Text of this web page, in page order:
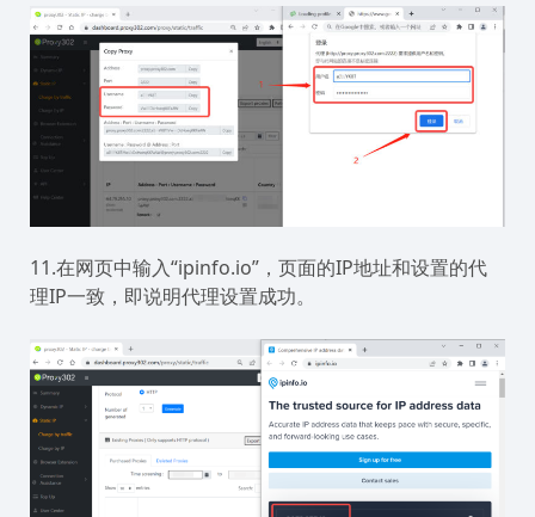
11.在网页中输入“ipinfo.io”，页面的IP地址和设置的代
理IP一致，即说明代理设置成功。